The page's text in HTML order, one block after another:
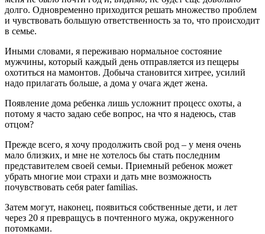
долго. Одновременно приходится решать множество проблем
и чувствовать большую ответственность за то, что происходит
в семье.
Иными словами, я переживаю нормальное состояние
мужчины, который каждый день отправляется из пещеры
охотиться на мамонтов. Добыча становится хитрее, усилий
надо прилагать больше, а дома у очага ждет жена.
Появление дома ребенка лишь усложнит процесс охоты, а
потому я часто задаю себе вопрос, на что я надеюсь, став
отцом?
Прежде всего, я хочу продолжить свой род – у меня очень
мало близких, и мне не хотелось бы стать последним
представителем своей семьи. Приемный ребенок может
убрать многие мои страхи и дать мне возможность
почувствовать себя pater familias.
Затем могут, наконец, появиться собственные дети, и лет
через 20 я превращусь в почтенного мужа, окруженного
потомками.